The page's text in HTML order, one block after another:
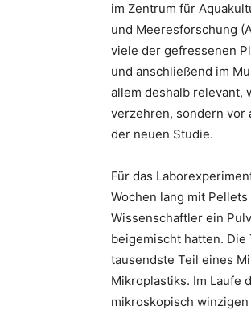
im Zentrum für
und Meeresforschung
viele der gefressenen
und anschließend im
allem deshalb relevant,
verzehren, sondern vor
der neuen Studie.
Für das
Wochen lang mit
Wissenschaftler ein
beigemischt hatten.
tausendste Teil eines
Mikroplastiks. Im Laufe
mikroskopisch